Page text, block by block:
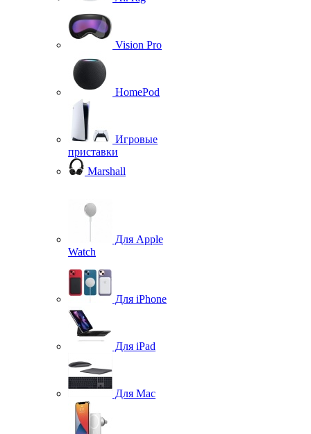
Vision Pro
HomePod
Игровые
приставки
Marshall
Для Apple
Watch
Для iPhone
Для iPad
Для Mac